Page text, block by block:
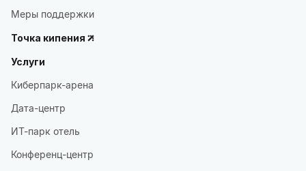
Меры поддержки
Точка кипения
Услуги
Киберпарк-арена
Дата-центр
ИТ-парк отель
Конференц-центр